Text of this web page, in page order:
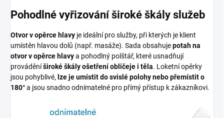
Pohodlné vyřizování široké škály služeb
Otvor v opěrce hlavy je ideální pro služby, při kterých je klient
umístěn hlavou dolů (např. masáže). Sada obsahujepotah na
otvor v opěrce hlavya pohodlný polštář, které usnadňují
prováděníširoké škály ošetření obličeje i těla. Loketní opěrky
jsou pohyblivé, lze je umístit do svislé polohy nebo přemístit o
180°a jsou snadno odnímatelné pro přímý přístup k zákazníkovi.